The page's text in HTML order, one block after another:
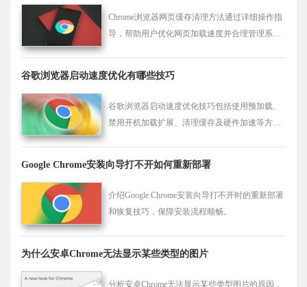
Chrome浏览器网页缓存清理方法通过详细操作指
导，帮助用户优化网页加载速度并合理管理系统
谷歌浏览器启动速度优化有哪些技巧
谷歌浏览器启动速度优化技巧包括使用预加载、
禁用开机加载扩展、清理缓存及硬件加速等方
Google Chrome安装向导打不开如何重新部署
介绍Google Chrome安装向导打不开时的重新部署
和恢复技巧，保障安装流程顺畅。
为什么安卓Chrome无法显示某些类型的图片
分析安卓Chrome无法显示某些类型图片的原因，